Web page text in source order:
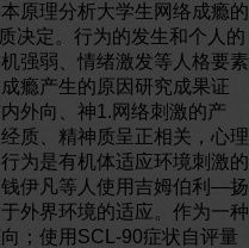
原理分析大学生网络成瘾的
决定。行为的发生和个人的
强弱、情绪激发等人格要素
瘾产生的原因研究成果证
外向、神1.网络刺激的产
质、精神质呈正相关，心理
为是有机体适应环境刺激的
伊凡等人使用吉姆伯利—扬
外界环境的适应。作为一种
；使用SCL-90症状自评量